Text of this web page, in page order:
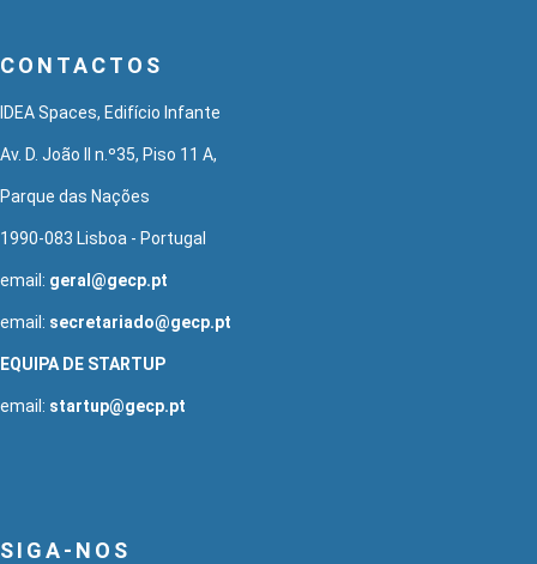
CONTACTOS
IDEA Spaces, Edifício Infante
Av. D. João II n.º35, Piso 11 A,
Parque das Nações
1990-083 Lisboa - Portugal
email: geral@gecp.pt
email: secretariado@gecp.pt
EQUIPA DE STARTUP
email: startup@gecp.pt
SIGA-NOS